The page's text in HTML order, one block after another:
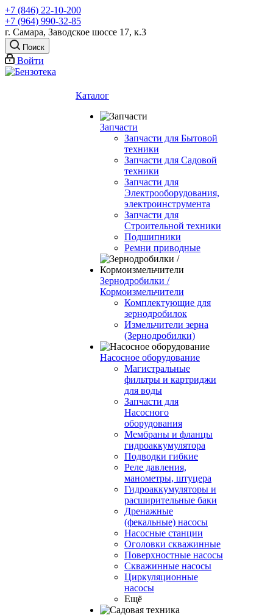
+7 (846) 22-10-200
+7 (964) 990-32-85
г. Самара, Заводское шоссе 17, к.3
Поиск
Войти
Каталог
Запчасти
Запчасти для Бытовой
техники
Запчасти для Садовой
техники
Запчасти для
Электрооборудования,
электроинструмента
Запчасти для
Строительной техники
Подшипники
Ремни приводные
Зернодробилки /
Кормоизмельчители
Комплектующие для
зернодробилок
Измельчители зерна
(Зернодробилки)
Насосное оборудование
Магистральные
фильтры и картриджи
для воды
Запчасти для
Насосного
оборудования
Мембраны и фланцы
гидроаккумулятора
Подводки гибкие
Реле давления,
манометры, штуцера
Гидроаккумуляторы и
расширительные баки
Дренажные
(фекальные) насосы
Насосные станции
Оголовки скважинные
Поверхностные насосы
Скважинные насосы
Циркуляционные
насосы
Ещё